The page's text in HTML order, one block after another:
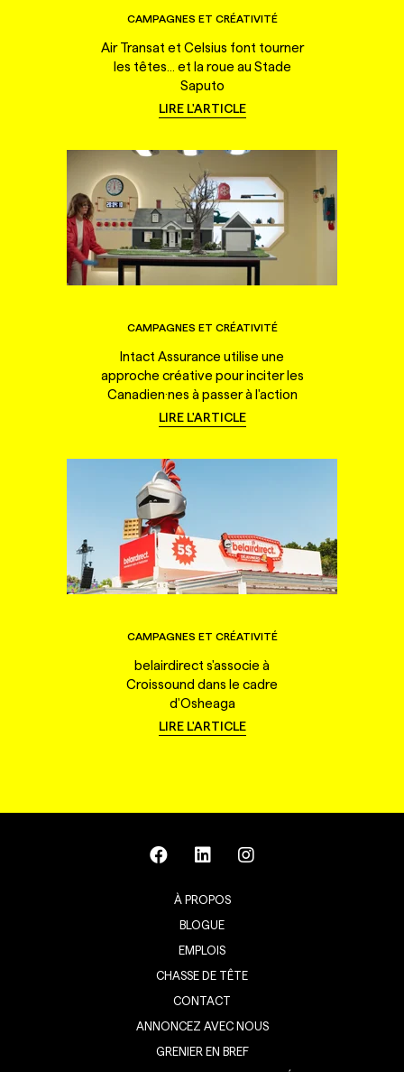
CAMPAGNES ET CRÉATIVITÉ
Air Transat et Celsius font tourner
les têtes... et la roue au Stade
Saputo
LIRE L'ARTICLE
CAMPAGNES ET CRÉATIVITÉ
Intact Assurance utilise une
approche créative pour inciter les
Canadien·nes à passer à l'action
LIRE L'ARTICLE
CAMPAGNES ET CRÉATIVITÉ
belairdirect s'associe à
Croissound dans le cadre
d'Osheaga
LIRE L'ARTICLE
À PROPOS
BLOGUE
EMPLOIS
CHASSE DE TÊTE
CONTACT
ANNONCEZ AVEC NOUS
GRENIER EN BREF